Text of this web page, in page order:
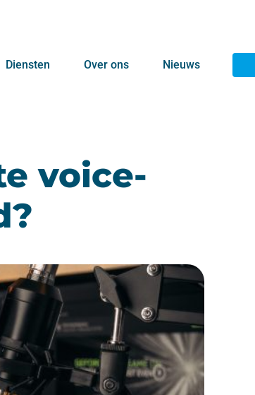
Diensten Over ons Nieuws
voice-